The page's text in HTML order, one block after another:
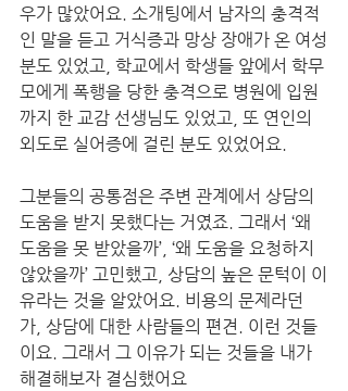
우가 많았어요. 소개팅에서 남자의 충격적
인 말을 듣고 거식증과 망상 장애가 온 여성
분도 있었고, 학교에서 학생들 앞에서 학무
모에게 폭행을 당한 충격으로 병원에 입원
까지 한 교감 선생님도 있었고, 또 연인의
외도로 실어증에 걸린 분도 있었어요.
그분들의 공통점은 주변 관계에서 상담의
도움을 받지 못했다는 거였죠. 그래서 ‘왜
도움을 못 받았을까’, ‘왜 도움을 요청하지
않았을까’ 고민했고, 상담의 높은 문턱이 이
유라는 것을 알았어요. 비용의 문제라던
가, 상담에 대한 사람들의 편견. 이런 것들
이요. 그래서 그 이유가 되는 것들을 내가
해결해보자 결심했어요